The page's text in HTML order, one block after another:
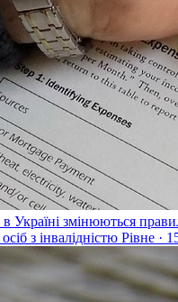
Україні змінюються
з інвалідністю Рівне ·